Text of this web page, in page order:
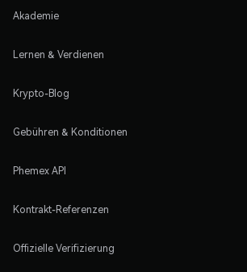
Akademie
Lernen & Verdienen
Krypto-Blog
Gebühren & Konditionen
Phemex API
Kontrakt-Referenzen
Offizielle Verifizierung